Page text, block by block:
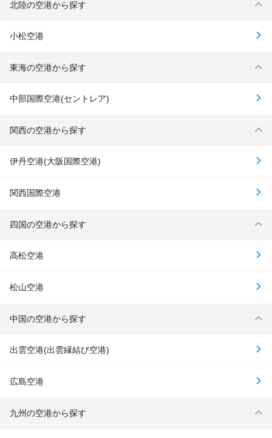
北陸の空港から探す
小松空港
東海の空港から探す
中部国際空港(セントレア)
関西の空港から探す
伊丹空港(大阪国際空港)
関西国際空港
四国の空港から探す
高松空港
松山空港
中国の空港から探す
出雲空港(出雲縁結び空港)
広島空港
九州の空港から探す